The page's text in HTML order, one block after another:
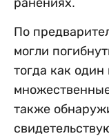
По
могли
тогда как один
также